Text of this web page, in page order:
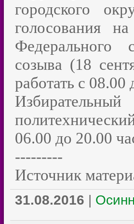
городского
голосования
Федерального
созыва (18
работать с 08.00
06.00 до 20.00
---------
Источник
31.08.2016 |